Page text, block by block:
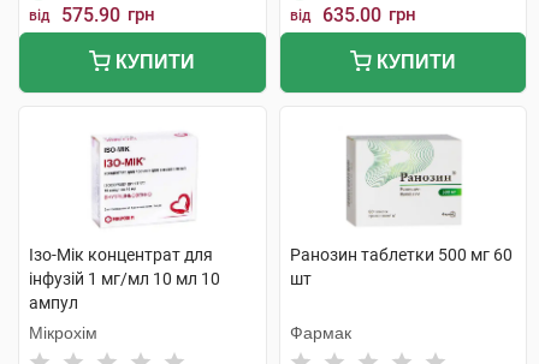
від 575.90 грн
КУПИТИ
від 635.00 грн
КУПИТИ
Ізо-Мік концентрат для
інфузій 1 мг/мл 10 мл 10
ампул
Мікрохім
Ранозин таблетки 500 мг 60
шт
Фармак